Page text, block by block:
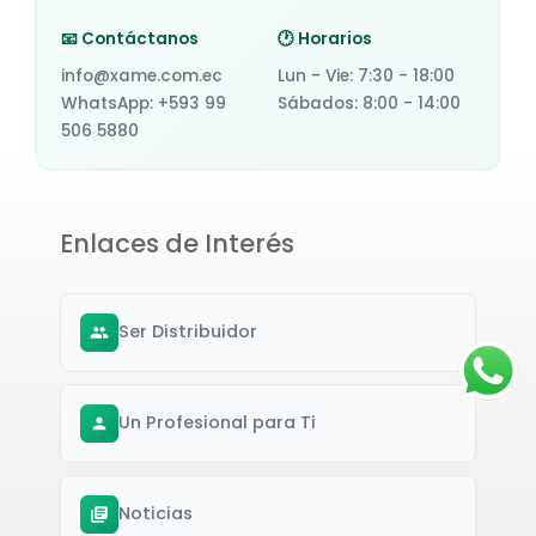
📧 Contáctanos
info@xame.com.ec
WhatsApp: +593 99
506 5880
🕐 Horarios
Lun - Vie: 7:30 - 18:00
Sábados: 8:00 - 14:00
Enlaces de Interés
Ser Distribuidor
Un Profesional para Ti
Noticias